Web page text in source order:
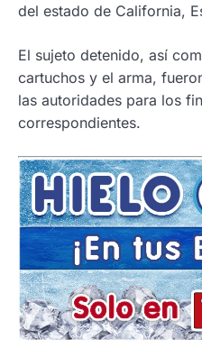
del estado de California,
El sujeto detenido, así
cartuchos y el arma,
las autoridades para los
correspondientes.